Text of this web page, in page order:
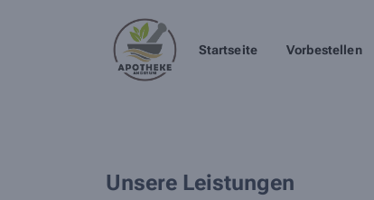
Startseite Vorbestellen
Unsere Leistungen